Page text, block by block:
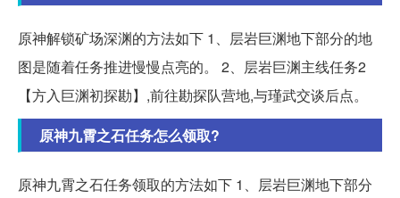
原神解锁矿场深渊的方法如下 1、层岩巨渊地下部分的地
图是随着任务推进慢慢点亮的。 2、层岩巨渊主线任务2
【方入巨渊初探勘】,前往勘探队营地,与瑾武交谈后点。
原神九霄之石任务怎么领取?
原神九霄之石任务领取的方法如下 1、层岩巨渊地下部分